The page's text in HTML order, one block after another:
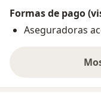
Formas de pago
Aseguradoras